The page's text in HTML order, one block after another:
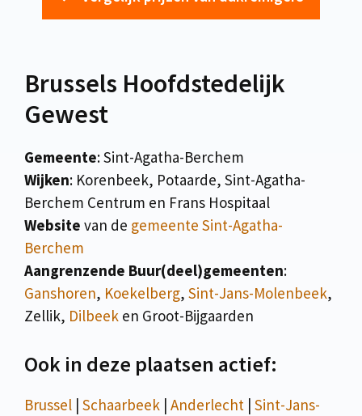
Brussels Hoofdstedelijk
Gewest
Gemeente: Sint-Agatha-Berchem
Wijken: Korenbeek, Potaarde, Sint-Agatha-
Berchem Centrum en Frans Hospitaal
Website van de gemeente Sint-Agatha-
Berchem
Aangrenzende Buur(deel)gemeenten:
Ganshoren, Koekelberg, Sint-Jans-Molenbeek,
Zellik, Dilbeek en Groot-Bijgaarden
Ook in deze plaatsen actief:
Brussel | Schaarbeek | Anderlecht | Sint-Jans-